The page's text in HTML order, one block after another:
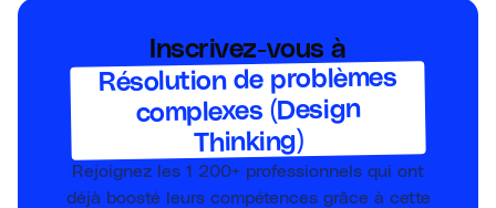
Inscrivez-vous à
Résolution de problèmes
complexes (Design
Thinking)
Rejoignez les 1 200+ professionnels qui ont
déjà boosté leurs compétences grâce à cette